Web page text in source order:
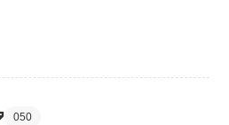
050